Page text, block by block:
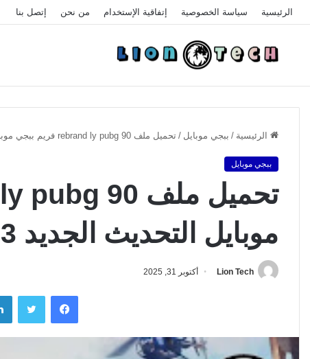
الرئيسية سياسة الخصوصية إتفاقية الإستخدام من نحن إتصل بنا
الرئيسية / ببجي موبايل / تحميل ملف rebrand ly pubg 90 فريم ببجي موبايل التحديث الجديد 2.3
ببجي موبايل
موبايل التحديث الجديد 2.3
Lion Tech أكتوبر 31, 2025
فيسبوك تويتر